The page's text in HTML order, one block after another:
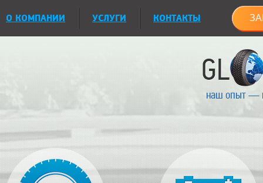
О КОМПАНИИ УСЛУГИ КОНТАКТЫ
наш опыт —